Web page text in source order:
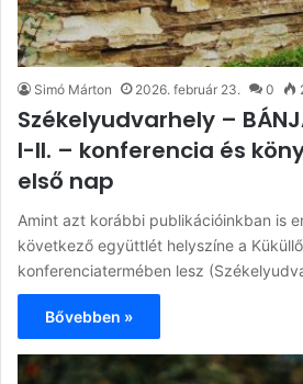
Simó Márton 2026. február 23. 0
Székelyudvarhely –
I-II. – konferencia és
első nap
Amint azt korábbi publikációinkban is
következő együttlét helyszíne a
konferenciatermében lesz
Bővebben »